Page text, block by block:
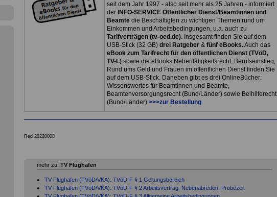
seit dem Jahr 1997 - also seit mehr als 25 Jahren - informiert
der INFO-SERVICE Öffentlicher Dienst/Beamtinnen und
Beamtedie Beschäftigten zu wichtigen Themen rund um
Einkommen und Arbeitsbedingungen, u.a. auch zu
Tarifverträgen (tv-oed.de). Insgesamt finden Sie auf dem
USB-Stick (32 GB) drei Ratgeber& fünf eBooks.Auch das
eBook zum Tarifrecht für den öffentlichen Dienst (TVöD,
TV-L)sowie die eBooks Nebentätigkeitsrecht, Berufseinstieg,
Rund ums Geld und Frauen im öffentlichen Dienst finden Sie
auf dem USB-Stick. Daneben gibt es drei OnlineBücher:
Wissenswertes für Beamtinnen und Beamte,
Beamtenversorgungsrecht (Bund/Länder) sowie Beihilferecht
(Bund/Länder) >>>zur Bestellung
Red 20220008
mehr zu: TV Flughafen
TV Flughafen (TVöD/VKA): TVöD-F § 1 Geltungsbereich
TV Flughafen (TVöD/VKA): TVöD-F § 2 Arbeitsvertrag, Nebenabreden, Probezeit